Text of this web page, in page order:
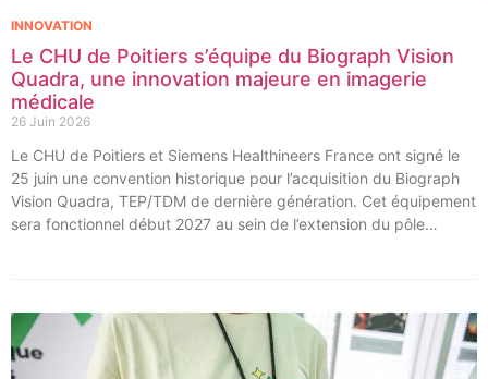
Le CHU de Poitiers s’équipe du Biograph Vision
Quadra, une innovation majeure en imagerie
médicale
26 Juin 2026
INNOVATION
Le CHU de Poitiers et Siemens Healthineers France ont signé le
25 juin une convention historique pour l’acquisition du Biograph
Vision Quadra, TEP/TDM de dernière génération. Cet équipement
sera fonctionnel début 2027 au sein de l’extension du pôle
l’acquisition et l’installation de l’équipement au cœur même du
pôle régional de cancérologie.